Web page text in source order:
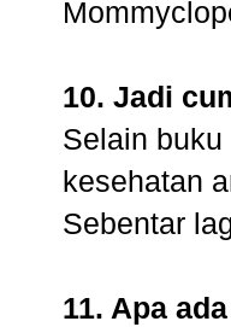
10. Jadi
Selain
kesehatan
Sebentar
11. Apa